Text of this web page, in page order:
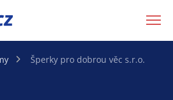
Šperky pro dobrou věc s.r.o.